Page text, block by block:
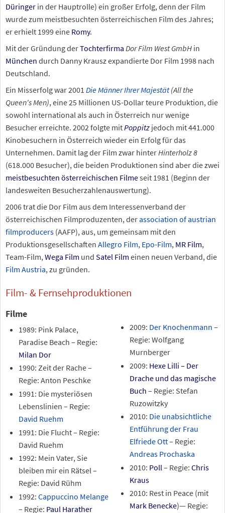
Düringer in der Hauptrolle) ein großer Erfolg, denn der Film
wurde zum meistbesuchten österreichischen Film des Jahres;
er erhielt 1999 eine Romy.
Mit der Gründung derTochterfirma Dor Film West GmbH in
München durch Danny Krausz expandierte Dor Film 1998 nach
Deutschland.
Ein Misserfolg war 2001 Die Männer Ihrer Majestät(All the
Queen's Men), eine 25 Millionen US-Dollar teure Produktion, die
sowohl international als auch in Österreich nur wenige
Besucher erreichte. 2002 folgte mitPoppitz jedoch mit 441.000
Kinobesuchern in Österreich wieder ein Erfolg für das
Unternehmen. Damit lag der Film zwar hinterHinterholz 8
(618.000 Besucher), die beiden Produktionen sind aber die zwei
meistbesuchten österreichischen Filmeseit 1981 (Beginn der
landesweiten Besucherzahlenauswertung).
2006 trat die Dor Film aus dem Interessenverband der
österreichischen Filmproduzenten, derassociation of austrian
filmproducers (AAFP), aus, um gemeinsam mit den
Produktionsgesellschaften Allegro Film, Epo-Film, MR Film,
Team-Film,Wega Film und Satel Film einen neuen Verband, die
Film Austria, zu gründen.
Film- & Fernsehproduktionen
Filme
1989: Pink Palace,
Paradise Beach – Regie:
Milan Dor
1990: Zeit der Rache –
Regie: Anton Peschke
1991: Die mysteriösen
Lebenslinien – Regie:
David Ruehm
1991: Die Flucht – Regie:
David Ruehm
1992: Mein Vater, Sie
bleiben mir ein Rätsel –
Regie: David Rühm
1992: Cappuccino Melange
– Regie: Paul Harather
2009: Der Knochenmann –
Regie: Wolfgang
Murnberger
2009: Hexe Lilli – Der
Drache und das magische
Buch – Regie: Stefan
Ruzowitzky
2010: Die unabsichtliche
Entführung der Frau
Elfriede Ott– Regie:
Andreas Prochaska
2010: Poll – Regie: Chris
Kraus
2010: Rest in Peace (mit
Mark Benecke)— Regie: